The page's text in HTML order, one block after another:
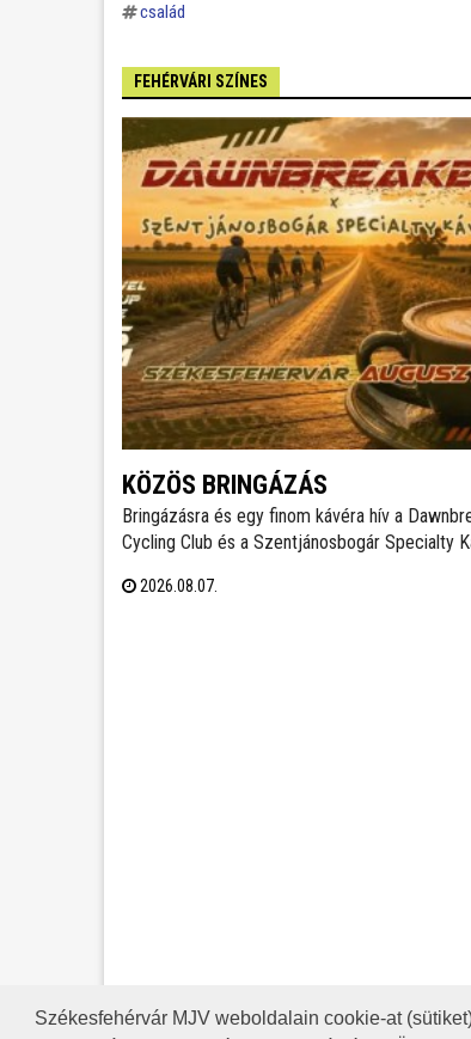
Székesfehérvár MJV weboldalain cookie-at
család
FEHÉRVÁRI SZÍNES
KÖZÖS BRINGÁZÁS
Bringázásra és egy finom kávéra hív a
Cycling Club és a Szentjánosbogár Specialty
órakor indul a Liszt Ferenc utcai
2026.08.07.
RSS A HONLAP 2017.03.31-I